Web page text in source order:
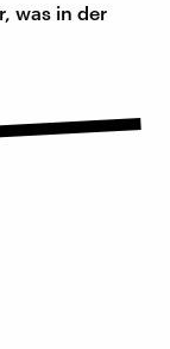
was in der